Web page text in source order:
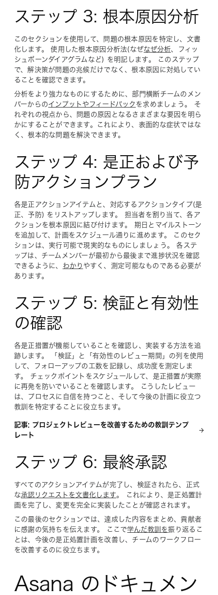
ステップ 3: 根本原因分析
このセクションを使用して、問題の根本原因を特定し、文書
化します。 使用した根本原因分析法(なぜなぜ分析、フィッ
シュボーンダイアグラムなど) を明記します。 このステップ
で、解決策が問題の兆候だけでなく、根本原因に対処してい
ることを確認できます。
分析をより強力なものにするために、部門横断チームのメン
バーからのインプットやフィードバック を求めましょう。 そ
れぞれの視点から、問題の原因となるさまざまな要因を明ら
かにすることができます。これにより、表面的な症状ではな
く、根本的な問題を解決できます。
ステップ 4: 是正および予
防アクションプラン
各是正アクションアイテムと、対応する アクションタイプ(是
正、予防) をリストアップします。 担当者を割り当て、各ア
クションを根本原因に結び付けます。 期日 と マイルストーン
を追加して、計画をスケジュール通りに進めます。 このセク
ションは、実行可能で現実的なものにしましょう。 各ステ
ップは、チームメンバーが最初から最後まで進捗状況を確認
できるように、 わかり やすく、測定可能なものである必要が
あります。
ステップ 5: 検証と有効性
の確認
各是正措置が機能していることを確認し、実装する方法を追
跡します。 「 検証 」と 「有効性のレビュー期間」 の列を使用
して、フォローアップの工数を記録し、成功度を測定しま
す。 チェックポイントをスケジュールして、是正措置が実際
に再発を防いでいることを確認します。 こうしたレビュー
は、プロセスに自信を持つこと、そして今後の計画に役立つ
教訓を特定することに役立ちます。
記事: プロジェクトレビューを改善するための教訓テンプ
レート
ステップ 6: 最終承認
すべてのアクションアイテムが完了し、検証されたら、正式
な承認リクエストを文書化します。 これにより、是正処置計
画を完了し、変更を完全に実装したことが確認されます。
この最後のセクションでは、達成した内容をまとめ、貢献者
に感謝の気持ちを伝えます。 ここで学んだ教訓を振り返るこ
とは、今後の是正処置計画を改善し、チームのワークフロー
を改善するのに役立ちます。
Asana のドキュメン